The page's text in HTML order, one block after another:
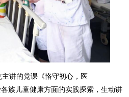
讲的党课《恪守初心，医
族儿童健康方面的实践探索，生动讲